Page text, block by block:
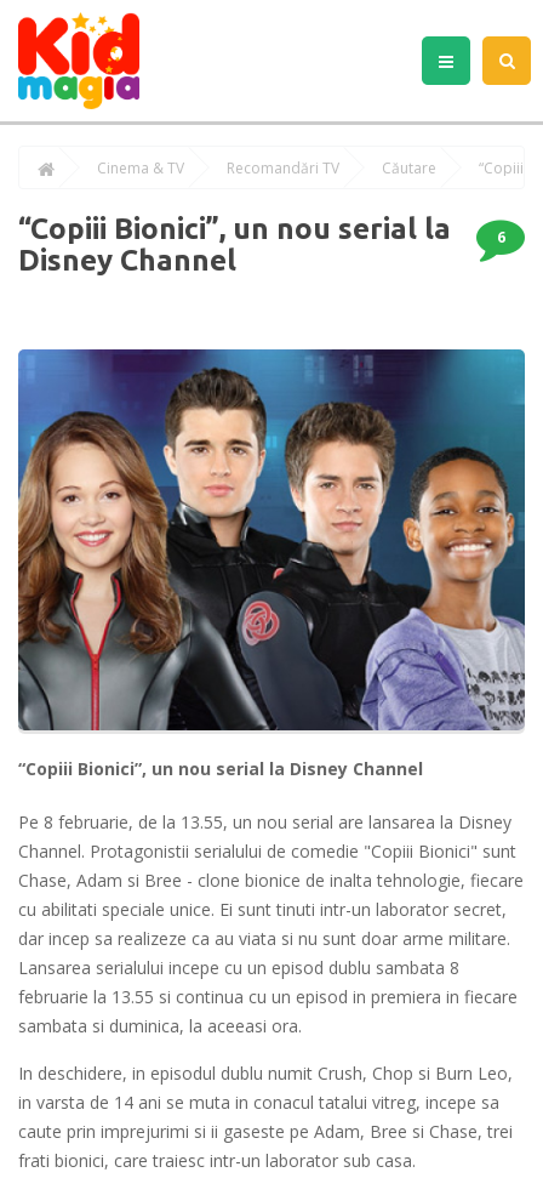
Cinema & TV Recomandări TV Căutare “Copiii
“Copiii Bionici”, un nou serial la
Disney Channel
6
“Copiii Bionici”, un nou serial la Disney Channel
Pe 8 februarie, de la 13.55, un nou serial are lansarea la Disney
Channel. Protagonistii serialului de comedie "Copiii Bionici" sunt
Chase, Adam si Bree - clone bionice de inalta tehnologie, fiecare
cu abilitati speciale unice. Ei sunt tinuti intr-un laborator secret,
dar incep sa realizeze ca au viata si nu sunt doar arme militare.
Lansarea serialului incepe cu un episod dublu sambata 8
februarie la 13.55 si continua cu un episod in premiera in fiecare
sambata si duminica, la aceeasi ora.
In deschidere, in episodul dublu numit Crush, Chop si Burn Leo,
in varsta de 14 ani se muta in conacul tatalui vitreg, incepe sa
caute prin imprejurimi si ii gaseste pe Adam, Bree si Chase, trei
frati bionici, care traiesc intr-un laborator sub casa.